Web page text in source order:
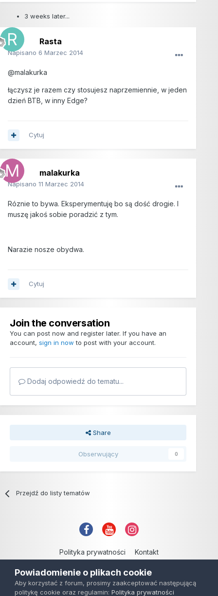
3 weeks later...
Rasta
Napisano 6 Marzec 2014
@malakurka
łączysz je razem czy stosujesz naprzemiennie, w jeden
dzień BTB, w inny Edge?
Cytuj
malakurka
Napisano 11 Marzec 2014
Róznie to bywa. Eksperymentuję bo są dość drogie. I
muszę jakoś sobie poradzić z tym.
Narazie nosze obydwa.
Cytuj
Join the conversation
You can post now and register later. If you have an
account, sign in now to post with your account.
Dodaj odpowiedź do tematu...
Share
Obserwujący 0
Przejdź do listy tematów
Polityka prywatności Kontakt
Powered by Invision Community
Powiadomienie o plikach cookie
Aby korzystać z forum, prosimy zaakceptować następującą
politykę cookie oraz regulamin: Polityka prywatności